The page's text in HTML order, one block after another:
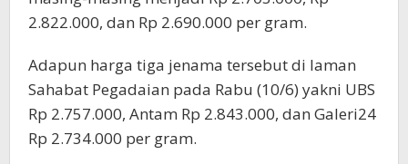
2.822.000, dan Rp 2.690.000 per gram.
Adapun harga tiga jenama tersebut di laman
Sahabat Pegadaian pada Rabu (10/6) yakni UBS
Rp 2.757.000, Antam Rp 2.843.000, dan Galeri24
Rp 2.734.000 per gram.